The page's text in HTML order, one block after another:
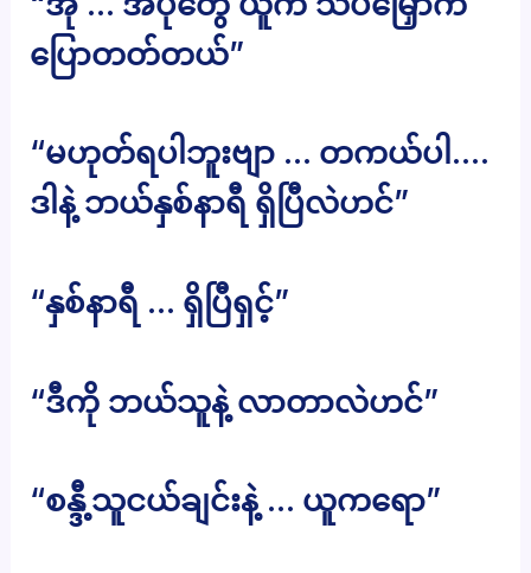
ပြောတတ်တယ်”
“မဟုတ်ရပါဘူးဗျာ … တကယ်ပါ….
ဒါနဲ့ ဘယ်နှစ်နာရီ ရှိပြီလဲဟင်”
“နှစ်နာရီ … ရှိပြီရှင့်”
“ဒီကို ဘယ်သူနဲ့ လာတာလဲဟင်”
“စန္ဒီ့သူငယ်ချင်းနဲ့ … ယူကရော”